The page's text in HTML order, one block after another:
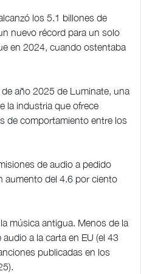
los 5.1 billones de
nuevo récord para un solo
en 2024, cuando ostentaba
año 2025 de Luminate, una
la industria que ofrece
de comportamiento entre los
de audio a pedido
aumento del 4.6 por ciento
música antigua. Menos de la
a la carta en EU (el 43
publicadas en los